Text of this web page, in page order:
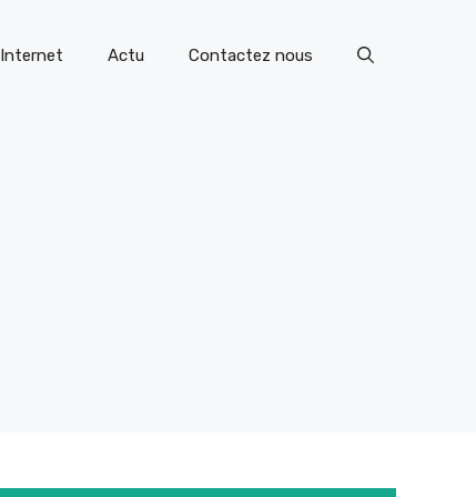
Internet Actu Contactez nous